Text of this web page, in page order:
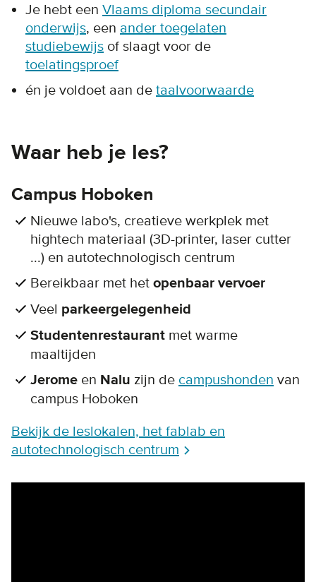
Je hebt een Vlaams diploma secundair
onderwijs, een ander toegelaten
studiebewijs of slaagt voor de
toelatingsproef
én je voldoet aan de taalvoorwaarde
Waar heb je les?
Campus Hoboken
Nieuwe labo's, creatieve werkplek met
hightech materiaal (3D-printer, laser cutter
...) en autotechnologisch centrum
Bereikbaar met het openbaar vervoer
Veel parkeergelegenheid
Studentenrestaurant met warme
maaltijden
Jerome en Nalu zijn de campushonden van
campus Hoboken
Bekijk de leslokalen, het fablab en
autotechnologisch centrum